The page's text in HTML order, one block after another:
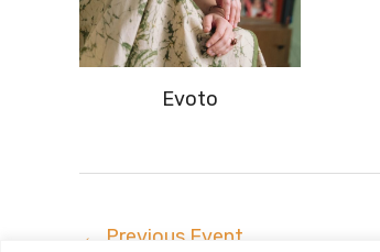
Evoto
← Previous Event